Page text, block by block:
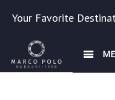
Your Favorite